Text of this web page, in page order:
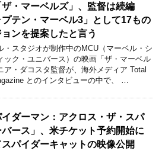
ザ・マーベルズ」、監督は続編
プテン・マーベル3」として17もの
ンを提案したと言う
・スタジオが制作中のMCU（マーベル・シ
ック・ユニバース）の映画「ザ・マーベル
ア・ダコスタ監督が、海外メディア Total
とのインタビューの中で、 …
イダーマン：アクロス・ザ・スパ
バース」、米チケット予約開始に
パイダーキャットの映像公開